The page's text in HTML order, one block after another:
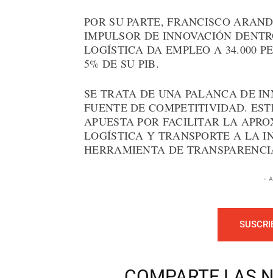
POR SU PARTE, FRANCISCO
IMPULSOR DE INNOVACIÓN
LOGÍSTICA DA EMPLEO A 34.000
5% DE SU PIB.
SE TRATA DE UNA PALANCA DE
FUENTE DE COMPETITIVIDAD.
APUESTA POR FACILITAR LA
LOGÍSTICA Y TRANSPORTE A LA
HERRAMIENTA DE
-